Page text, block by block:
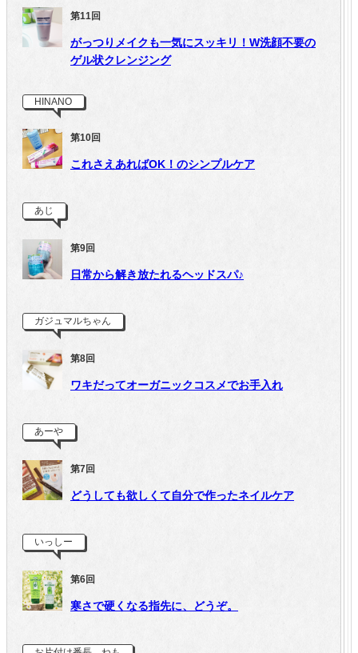
第11回
がっつりメイクも一気にスッキリ！W洗顔不要の
ゲル状クレンジング
HINANO
第10回
これさえあればOK！のシンプルケア
あじ
第9回
日常から解き放たれるヘッドスパ♪
ガジュマルちゃん
第8回
ワキだってオーガニックコスメでお手入れ
あーや
第7回
どうしても欲しくて自分で作ったネイルケア
いっしー
第6回
寒さで硬くなる指先に、どうぞ。